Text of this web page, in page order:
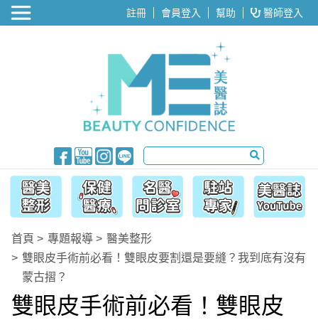
醫美整形 註冊 會員登入 幫助 醫師登入
首頁 專題報導
醫美整形
雙眼皮手術前必看！雙眼皮要割還是要縫？我到底有沒有
蒙古摺？
雙眼皮手術前必看！雙眼皮